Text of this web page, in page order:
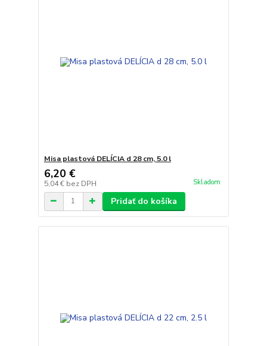
Misa plastová DELÍCIA d 28 cm, 5.0 l
6,20 €
5,04 € bez DPH Skladom
Pridať do košíka